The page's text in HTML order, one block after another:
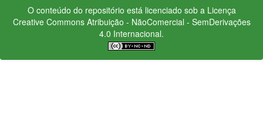
O conteúdo do repositório está licenciado sob a Licença
Creative CommonsAtribuição - NãoComercial - SemDerivações
4.0 Internacional.